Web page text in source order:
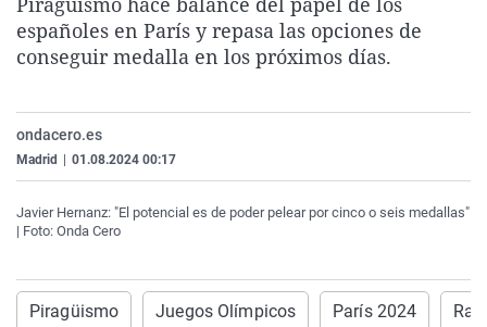
La rosa de los vientos
Gente viajera
Caso
Retornados
Extremadura
Galicia
Virales
Televisión
españoles en París y repasa las opciones de
conseguir medalla en los próximos días.
ondacero.es
Madrid 01.08.2024 00:17
Javier Hernanz: "El potencial es de poder pelear por cinco o seis medallas"
| Foto: Onda Cero
Piragüismo Juegos Olímpicos París 2024